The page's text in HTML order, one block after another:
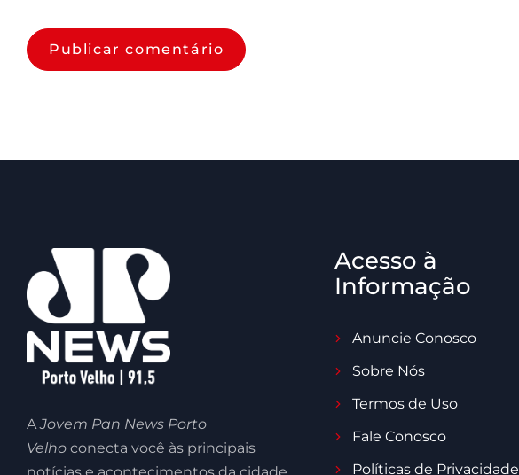
AJovem Pan News Porto
Velho conecta você às principais
Acesso à
Informação
Anuncie Conosco
Sobre Nós
Termos de Uso
Fale Conosco
Políticas de Privacidade